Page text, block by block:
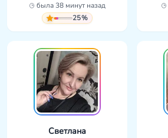
была 38 минут назад
25%
Светлана